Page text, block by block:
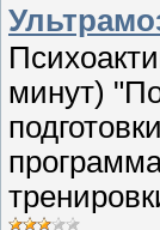
минут)